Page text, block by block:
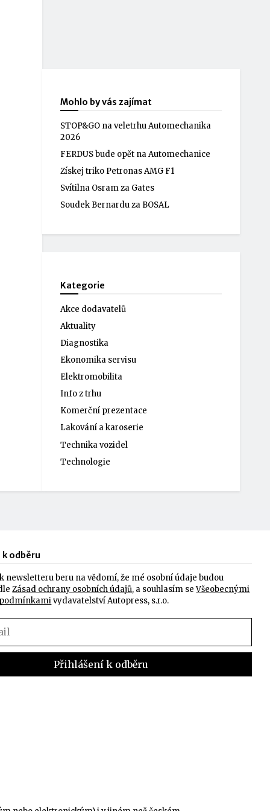
Mohlo by vás zajímat
STOP&GO na veletrhu Automechanika
2026
FERDUS bude opět na Automechanice
Získej triko Petronas AMG F1
Svítilna Osram za Gates
Soudek Bernardu za BOSAL
Kategorie
Akce dodavatelů
Aktuality
Diagnostika
Ekonomika servisu
Elektromobilita
Info z trhu
Komerční prezentace
Lakování a karoserie
Technika vozidel
Technologie
k odběru
newsletteru beru na vědomí, že mé osobní údaje budou
Zásad ochrany osobních údajů, a souhlasím seVšeobecnými
vydavatelství Autopress, s.r.o.